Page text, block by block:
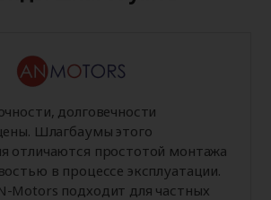
долговечности
Шлагбаумы этого
отличаются простотой монтажа
в процессе эксплуатации.
Motors подходит для частных